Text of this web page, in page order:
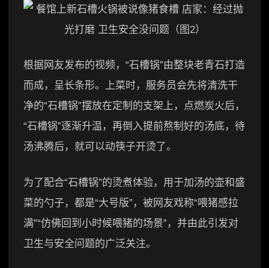
根据网友发布的视频，“石槽锅”由整块老青石打造
而成，呈长条形。上菜时，服务员会先将清洗干
净的“石槽锅”摆放在定制的支架上，点燃炭火后，
“石槽锅”逐渐升温，再倒入提前熬制好的汤底，待
汤沸腾后，就可以动筷子开烫了。
为了配合“石槽锅”的烫煮体验，用于加汤的壶和盛
菜的勺子，都是“大号版”，被网友戏称“喂猪感拉
满”“仿佛回到小时候喂猪的场景”，并由此引发对
卫生与安全问题的广泛关注。